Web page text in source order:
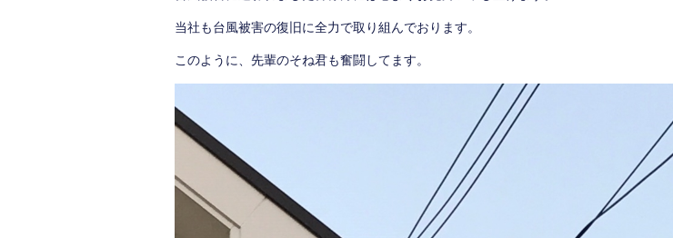
当社も台風被害の復旧に全力で取り組んでおります。
このように、先輩のそね君も奮闘してます。